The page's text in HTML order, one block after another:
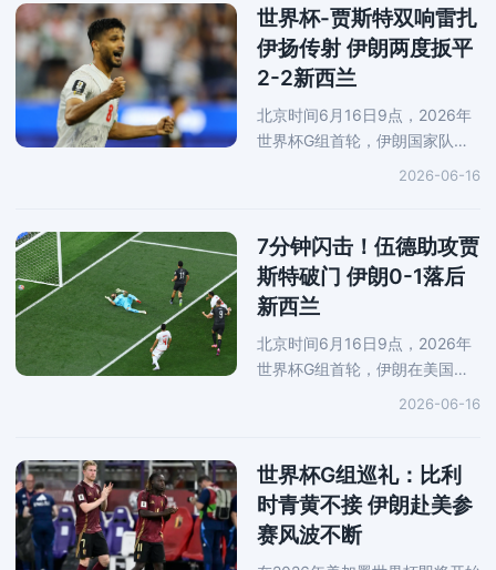
均遭遇两连平。塔雷米第25分钟
进
世界杯-贾斯特双响雷扎
伊扬传射 伊朗两度扳平
2-2新西兰
北京时间6月16日9点，2026年
世界杯G组首轮，伊朗国家队在
美国洛杉矶体育场对阵新西兰国
幻开局；第32分钟，雷扎伊扬巧
射破门扳平
2026-06-16
7分钟闪击！伍德助攻贾
斯特破门 伊朗0-1落后
新西兰
北京时间6月16日9点，2026年
世界杯G组首轮，伊朗在美国洛
杉矶体育场对阵新西兰。第7分
皮球挑传到禁区附近，经过一系
列精妙配
2026-06-16
世界杯G组巡礼：比利
时青黄不接 伊朗赴美参
赛风波不断